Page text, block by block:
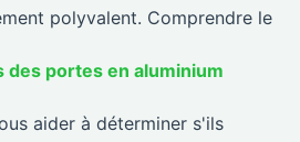
polyvalent. Comprendre le
des portes en aluminium
aider à déterminer s'ils